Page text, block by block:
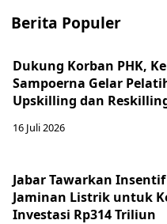
Berita Populer
Dukung Korban PHK,
Sampoerna Gelar
Upskilling dan
16 Juli 2026
Jabar Tawarkan
Jaminan Listrik untuk
Investasi Rp314 Triliun